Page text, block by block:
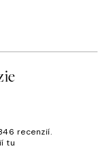
recenzií.
tu